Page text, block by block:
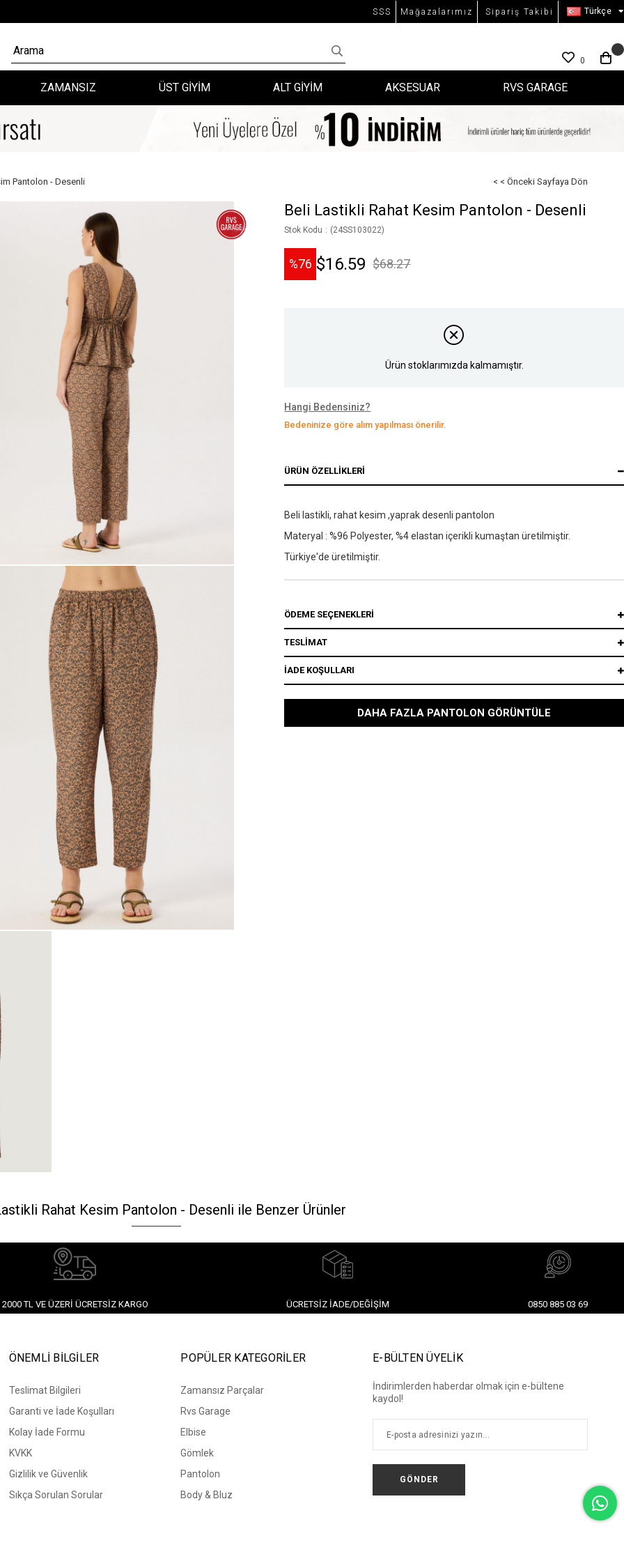
SSS Mağazalarımız Sipariş Takibi Türkçe
0
ZAMANSIZ ÜST GİYİM ALT GİYİM AKSESUAR RVS GARAGE
Pantolon - Desenli < < Önceki Sayfaya Dön
Beli Lastikli Rahat Kesim Pantolon - Desenli
Stok Kodu (24SS103022)
76 $68.27
$16.59
Ürün stoklarımızda kalmamıştır.
Hangi Bedensiniz?
Bedeninize göre alım yapılması önerilir.
ÜRÜN ÖZELLIKLERI
Beli lastikli, rahat kesim ,yaprak desenli pantolon
Materyal : %96 Polyester, %4 elastan içerikli kumaştan üretilmiştir.
Türkiye'de üretilmiştir.
ÖDEME SEÇENEKLERI
TESLİMAT
İADE KOŞULLARI
DAHA FAZLA PANTOLON GÖRÜNTÜLE
Rahat Kesim Pantolon - Desenli ile Benzer Ürünler
2000 TL VE ÜZERI ÜCRETSIZ KARGO ÜCRETSIZ İADE/DEĞIŞIM 0850 885 03 69
ÖNEMLİ BİLGİLER
Teslimat Bilgileri
Garanti ve İade Koşulları
Kolay İade Formu
KVKK
Gizlilik ve Güvenlik
Sıkça Sorulan Sorular
POPÜLER KATEGORİLER
Zamansız Parçalar
Rvs Garage
Elbise
Gömlek
Pantolon
Body & Bluz
E-BÜLTEN ÜYELİK
İndirimlerden haberdar olmak için e-bültene
kaydol!
GÖNDER